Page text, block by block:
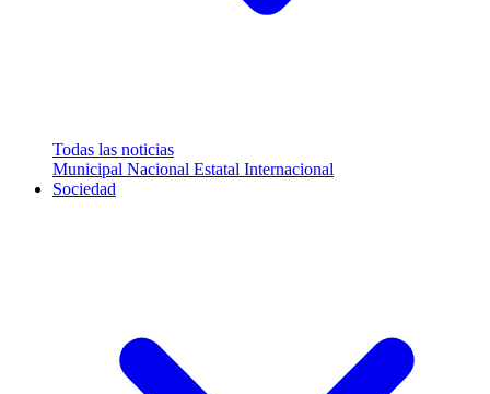
Todas las noticias
Municipal Nacional Estatal Internacional
Sociedad